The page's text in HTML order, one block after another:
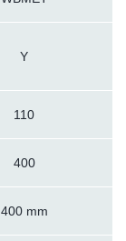
Y
110
400
400 mm